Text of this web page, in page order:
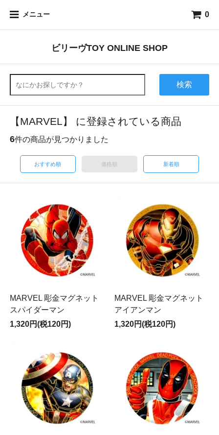
メニュー 0
ビリーヴTOY ONLINE SHOP
検索
【MARVEL】 に登録されている商品
6件の商品が見つかりました
おすすめ順 価格順 新着順
MARVEL 彫金マグネット
スパイダーマン
1,320円(税120円)
MARVEL 彫金マグネット
アイアンマン
1,320円(税120円)